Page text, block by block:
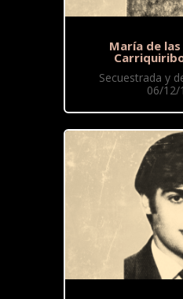
María de
Secuestrada y
06/12/